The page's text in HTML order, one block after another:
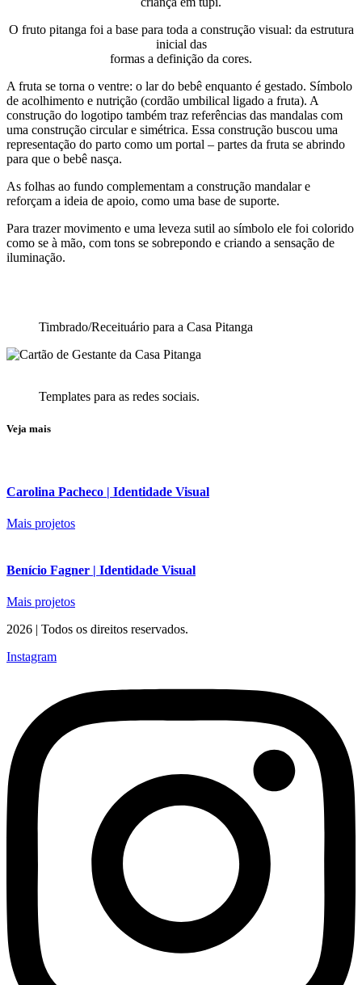
O fruto pitanga foi a base para toda a construção visual: da estrutura
inicial das
formas a definição da cores.
A fruta se torna o ventre: o lar do bebê enquanto é gestado. Símbolo
de acolhimento e nutrição (cordão umbilical ligado a fruta). A
construção do logotipo também traz referências das mandalas com
uma construção circular e simétrica. Essa construção buscou uma
representação do parto como um portal – partes da fruta se abrindo
para que o bebê nasça.
As folhas ao fundo complementam a construção mandalar e
reforçam a ideia de apoio, como uma base de suporte.
Para trazer movimento e uma leveza sutil ao símbolo ele foi colorido
como se à mão, com tons se sobrepondo e criando a sensação de
iluminação.
Timbrado/Receituário para a Casa Pitanga
Templates para as redes sociais.
Veja mais
Carolina Pacheco | Identidade Visual
Mais projetos
Benício Fagner | Identidade Visual
Mais projetos
2026 | Todos os direitos reservados.
Instagram